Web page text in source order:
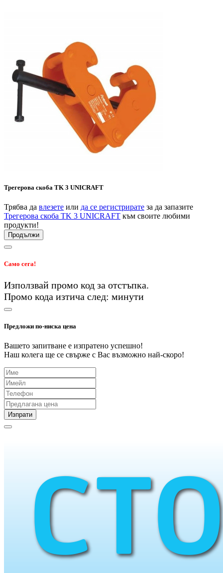
Трегерова скоба TK 3 UNICRAFT
Трябва да влезете или да се регистрирате за да запазите
Трегерова скоба TK 3 UNICRAFT към своите любими
продукти!
Продължи
Само сега!
Използвай промо код за отстъпка.
Промо кода изтича след: минути
Предложи по-ниска цена
Вашето запитване е изпратено успешно!
Наш колега ще се свърже с Вас възможно най-скоро!
Изпрати